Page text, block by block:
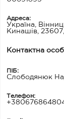
Адреса:
Україна,
Кинашів,
Контактна
ПІБ:
Слободянюк
Телефон: